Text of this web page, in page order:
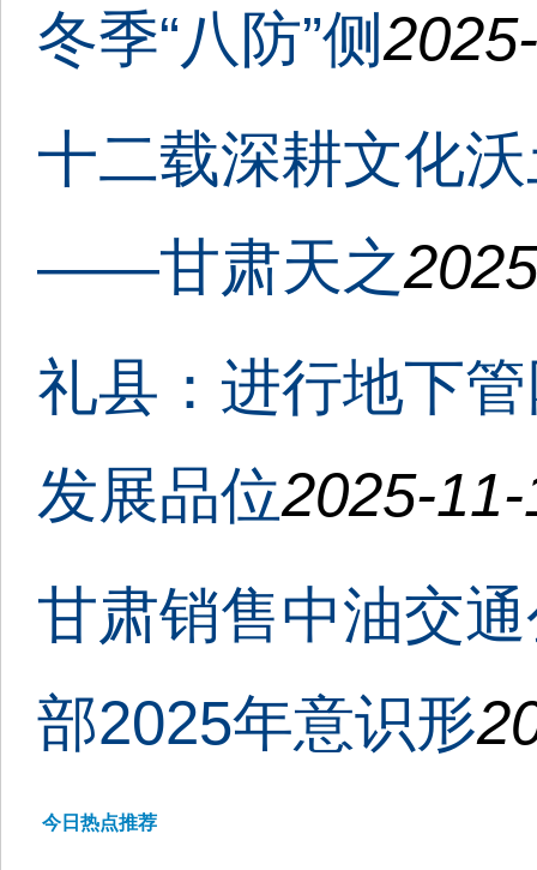
冬季“八防”侧
十二载深耕文化
——甘肃天之
礼县：进行地下
发展品位2025-
甘肃销售中油交
部2025年意识形
今日热点推荐